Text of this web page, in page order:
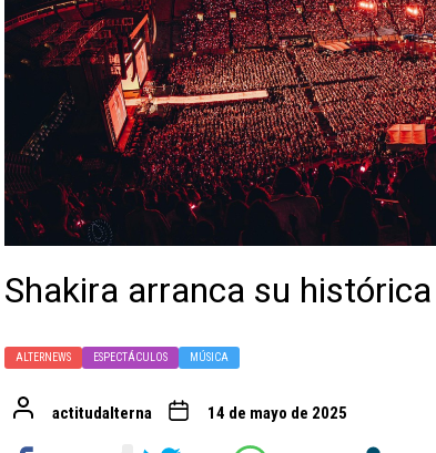
Shakira arranca su
ALTERNEWS ESPECTÁCULOS MÚSICA
actitudalterna 14 de mayo de 2025